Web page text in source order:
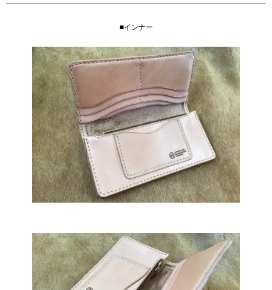
■インナー